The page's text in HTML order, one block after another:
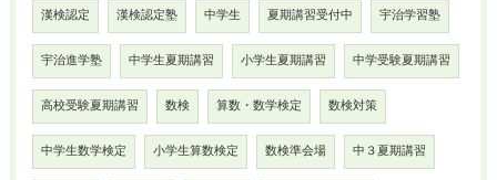
漢検認定 漢検認定塾 中学生 夏期講習受付中 宇治学習塾
宇治進学塾 中学生夏期講習 小学生夏期講習 中学受験夏期講習
高校受験夏期講習 数検 算数・数学検定 数検対策
中学生数学検定 小学生算数検定 数検準会場 中３夏期講習